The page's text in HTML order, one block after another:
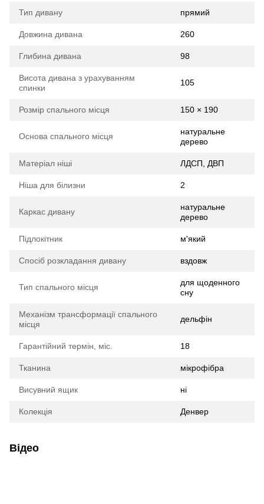
Тип дивану прямий
Довжина дивана 260
Глибина дивана 98
Висота дивана з урахуванням
спинки
105
Розмір спального місця 150 × 190
Основа спального місця
натуральне
дерево
Матеріал ніші ЛДСП, ДВП
Ніша для білизни 2
Каркас дивану
натуральне
дерево
Підлокітник м'який
Спосіб розкладання дивану вздовж
Тип спального місця
для щоденного
сну
Механізм трансформації спального
місця
дельфін
Гарантійний термін, міс. 18
Тканина мікрофібра
Висувний ящик ні
Колекція Денвер
Відео